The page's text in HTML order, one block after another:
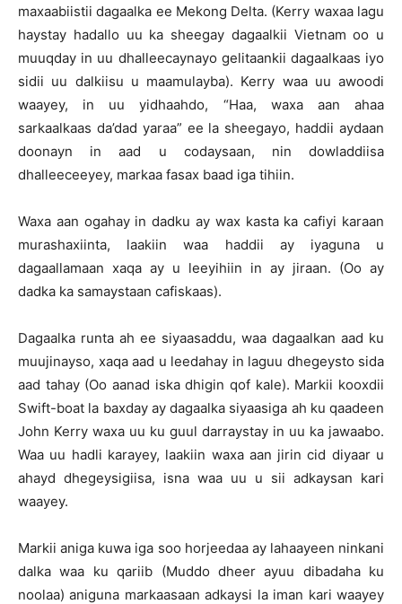
maxaabiistii dagaalka ee Mekong Delta. (Kerry waxaa lagu
haystay hadallo uu ka sheegay dagaalkii Vietnam oo u
muuqday in uu dhalleecaynayo gelitaankii dagaalkaas iyo
sidii uu dalkiisu u maamulayba). Kerry waa uu awoodi
waayey, in uu yidhaahdo, “Haa, waxa aan ahaa
sarkaalkaas da’dad yaraa” ee la sheegayo, haddii aydaan
doonayn in aad u codaysaan, nin dowladdiisa
dhalleeceeyey, markaa fasax baad iga tihiin.
Waxa aan ogahay in dadku ay wax kasta ka cafiyi karaan
murashaxiinta, laakiin waa haddii ay iyaguna u
dagaallamaan xaqa ay u leeyihiin in ay jiraan. (Oo ay
dadka ka samaystaan cafiskaas).
Dagaalka runta ah ee siyaasaddu, waa dagaalkan aad ku
muujinayso, xaqa aad u leedahay in laguu dhegeysto sida
aad tahay (Oo aanad iska dhigin qof kale). Markii kooxdii
Swift-boat la baxday ay dagaalka siyaasiga ah ku qaadeen
John Kerry waxa uu ku guul darraystay in uu ka jawaabo.
Waa uu hadli karayey, laakiin waxa aan jirin cid diyaar u
ahayd dhegeysigiisa, isna waa uu u sii adkaysan kari
waayey.
Markii aniga kuwa iga soo horjeedaa ay lahaayeen ninkani
dalka waa ku qariib (Muddo dheer ayuu dibadaha ku
noolaa) aniguna markaasaan adkaysi la iman kari waayey